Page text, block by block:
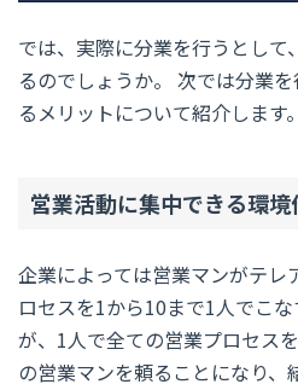
では、実際に分業を行うとして
るのでしょうか。 次では分業
るメリットについて紹介します。
営業活動に集中できる環
企業によっては営業マンがテレ
ロセスを1から10まで1人でこ
が、1人で全ての営業プロセス
の営業マンを頼ることになり